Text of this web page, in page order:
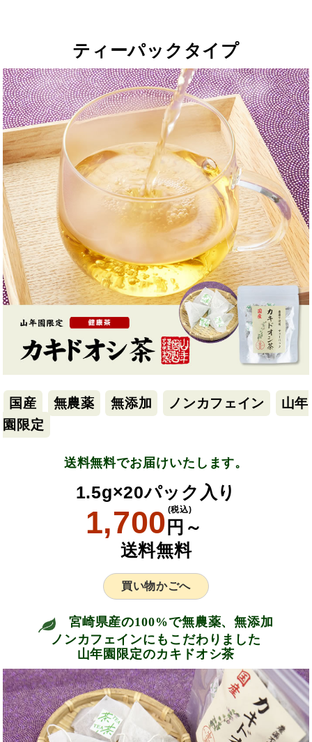
ティーパックタイプ
国産 無農薬 無添加 ノンカフェイン
山年
園限定
送料無料でお届けいたします。
1.5g×20パック入り
1,700 円～
(税込)
送料無料
買い物かごへ
宮崎県産の100%で無農薬、無添加
ノンカフェインにもこだわりました
山年園限定のカキドオシ茶